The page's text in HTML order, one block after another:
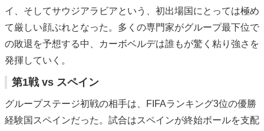
イ、そしてサウジアラビアという、初出場国にとっては極め
て厳しい顔ぶれとなった。多くの専門家がグループ最下位で
の敗退を予想する中、カーボベルデは誰もが驚く粘り強さを
発揮していく。
第1戦 vs スペイン
グループステージ初戦の相手は、FIFAランキング3位の優勝
経験国スペインだった。試合はスペインが終始ボールを支配